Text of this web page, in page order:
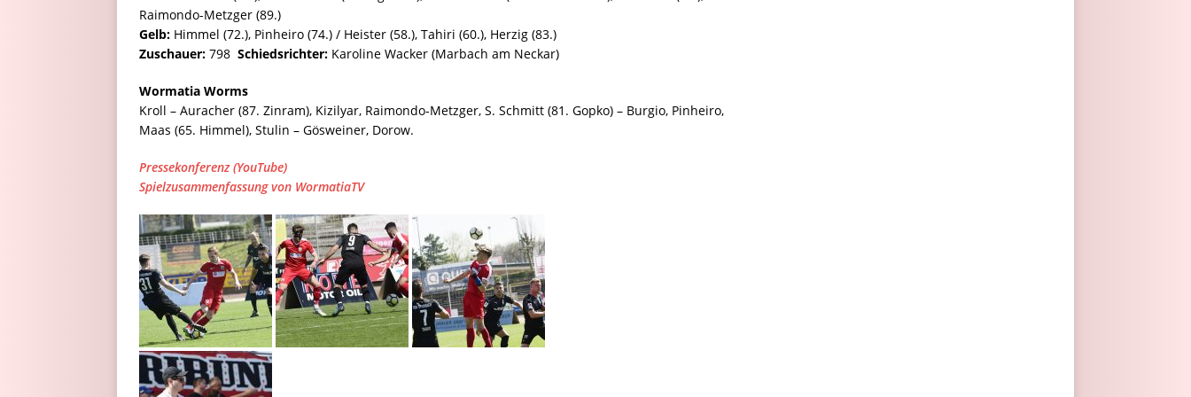
Raimondo-Metzger (89.)
Gelb: Himmel (72.), Pinheiro (74.) / Heister (58.), Tahiri (60.), Herzig (83.)
Zuschauer: 798 Schiedsrichter: Karoline Wacker (Marbach am Neckar)
Wormatia Worms
Kroll – Auracher (87. Zinram), Kizilyar, Raimondo-Metzger, S. Schmitt (81. Gopko) – Burgio, Pinheiro,
Maas (65. Himmel), Stulin – Gösweiner, Dorow.
Pressekonferenz (YouTube)
Spielzusammenfassung von WormatiaTV